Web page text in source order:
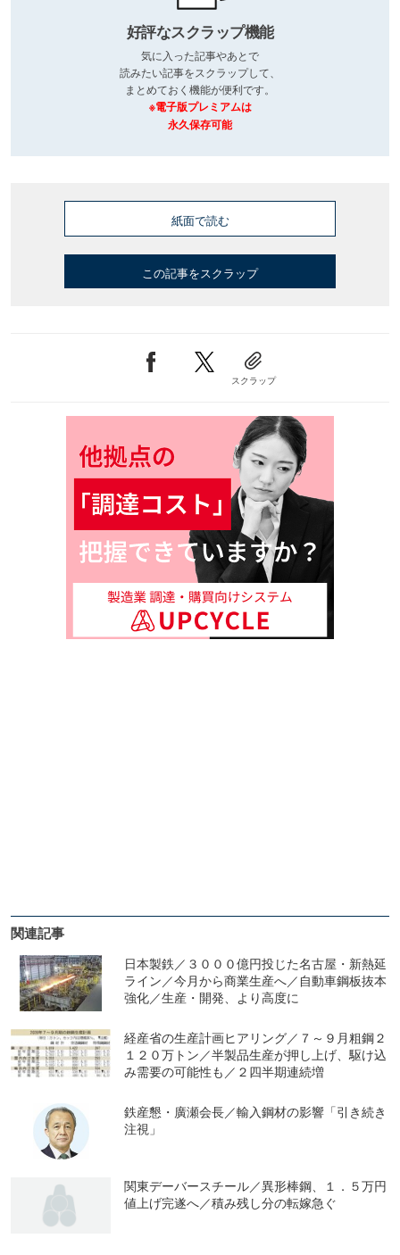
好評なスクラップ機能
気に入った記事やあとで
読みたい記事をスクラップして、
まとめておく機能が便利です。
※電子版プレミアムは
永久保存可能
紙面で読む
この記事をスクラップ
スクラップ
関連記事
日本製鉄／３０００億円投じた名古屋・新熱延
ライン／今月から商業生産へ／自動車鋼板抜本
強化／生産・開発、より高度に
経産省の生産計画ヒアリング／７～９月粗鋼２
１２０万トン／半製品生産が押し上げ、駆け込
み需要の可能性も／２四半期連続増
鉄産懇・廣瀬会長／輸入鋼材の影響「引き続き
注視」
関東デーバースチール／異形棒鋼、１．５万円
値上げ完遂へ／積み残し分の転嫁急ぐ